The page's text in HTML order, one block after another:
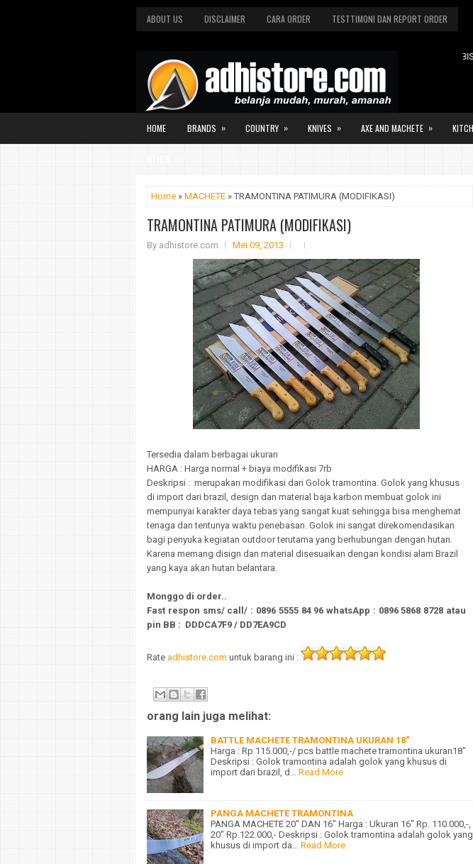
ABOUT US DISCLAIMER CARA ORDER TESTTIMONI DAN REPORT ORDER
PEMBELIAN BISA
HOME BRANDS » COUNTRY » KNIVES » AXE AND MACHETE »
Home » MACHETE » TRAMONTINA PATIMURA (MODIFIKASI)
TRAMONTINA PATIMURA (MODIFIKASI)
By adhistore.com Mei 09, 2013
Tersedia dalam berbagai ukuran
HARGA : Harga normal + biaya modifikasi 7rb
Deskripsi : merupakan modifikasi dari Golok tramontina. Golok yang khusus
di import dari brazil, design dan material baja karbon membuat golok ini
mempunyai karakter daya tebas yang sangat kuat sehingga bisa menghemat
tenaga dan tentunya waktu penebasan. Golok ini sangat direkomendasikan
bagi penyuka kegiatan outdoor terutama yang berhubungan dengan hutan.
Karena memang disign dan material disesuaikan dengan kondisi alam Brazil
yang kaya akan hutan belantara.
Monggo di order..
Fast respon sms/ call/ : 0896 5555 84 96 whatsApp : 0896 5868 8728 atau
pin BB : DDDCA7F9 / DD7EA9CD
Rate adhistore.com untuk barang ini :
orang lain juga melihat:
BATTLE MACHETE TRAMONTINA UKURAN 18"
Harga : Rp.115.000,-/ pcs battle machete tramontina ukuran18"
Deskripsi : Golok tramontina adalah golok yang khusus di
import dari brazil, d…
Read More
PANGA MACHETE TRAMONTINA
PANGA MACHETE 20" DAN 16" Harga : Ukuran 16" Rp. 110.000,-,
20" Rp.122.000,- Deskripsi : Golok tramontina adalah golok yang
khusus di import da…
Read More